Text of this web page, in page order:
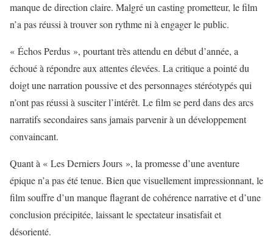
manque de direction claire. Malgré un casting prometteur, le film
n’a pas réussi à trouver son rythme ni à engager le public.
« Échos Perdus », pourtant très attendu en début d’année, a
échoué à répondre aux attentes élevées. La critique a pointé du
doigt une narration poussive et des personnages stéréotypés qui
n’ont pas réussi à susciter l’intérêt. Le film se perd dans des arcs
narratifs secondaires sans jamais parvenir à un développement
convaincant.
Quant à « Les Derniers Jours », la promesse d’une aventure
épique n’a pas été tenue. Bien que visuellement impressionnant, le
film souffre d’un manque flagrant de cohérence narrative et d’une
conclusion précipitée, laissant le spectateur insatisfait et
désorienté.